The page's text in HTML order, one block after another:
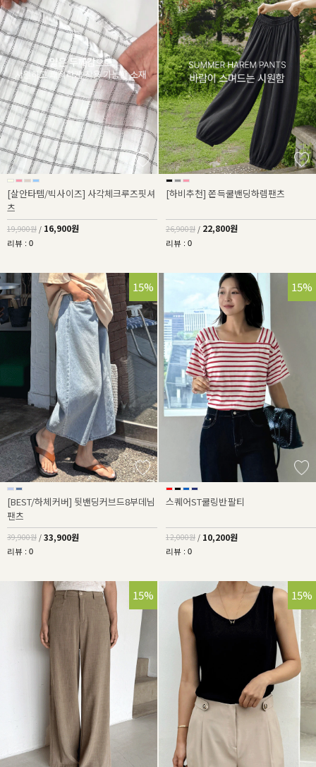
[살안타템/빅사이즈] 사각체크루즈핏셔
츠
19,900원 / 16,900원
리뷰 : 0
[하비추천] 쫀득쿨밴딩하렘팬츠
26,900원 / 22,800원
리뷰 : 0
15%
[BEST/하체커버] 뒷밴딩커브드8부데님
팬츠
39,900원 / 33,900원
리뷰 : 0
15%
스퀘어ST쿨링반팔티
12,000원 / 10,200원
리뷰 : 0
15% 15%